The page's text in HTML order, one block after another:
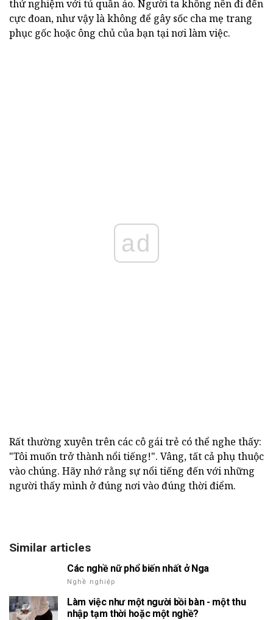
thử nghiệm với tủ quần áo. Người ta không nên đi đến
cực đoan, như vậy là không để gây sốc cha mẹ trang
phục gốc hoặc ông chủ của bạn tại nơi làm việc.
ad
Rất thường xuyên trên các cô gái trẻ có thể nghe thấy:
"Tôi muốn trở thành nổi tiếng!". Vâng, tất cả phụ thuộc
vào chúng. Hãy nhớ rằng sự nổi tiếng đến với những
người thấy mình ở đúng nơi vào đúng thời điểm.
Similar articles
Các nghề nữ phổ biến nhất ở Nga
Nghề nghiệp
Làm việc như một người bồi bàn - một thu
nhập tạm thời hoặc một nghề?